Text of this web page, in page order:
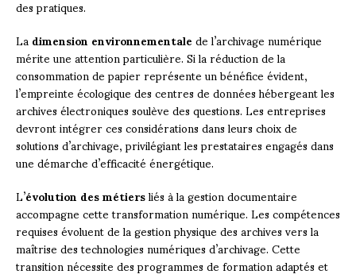
des pratiques.
Ladimension environnementalede l’archivage numérique
mérite une attention particulière. Si la réduction de la
consommation de papier représente un bénéfice évident,
l’empreinte écologique des centres de données hébergeant les
archives électroniques soulève des questions. Les entreprises
devront intégrer ces considérations dans leurs choix de
solutions d’archivage, privilégiant les prestataires engagés dans
une démarche d’efficacité énergétique.
L’évolution des métiersliés à la gestion documentaire
accompagne cette transformation numérique. Les compétences
requises évoluent de la gestion physique des archives vers la
maîtrise des technologies numériques d’archivage. Cette
transition nécessite des programmes de formation adaptés et